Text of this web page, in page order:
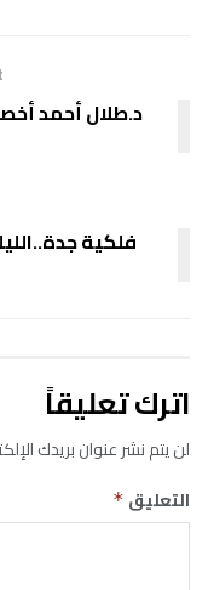
د.طلال أحمد
فلكية
اترك تعليقاً
لن يتم نشر عنوان بريدك
التعليق *